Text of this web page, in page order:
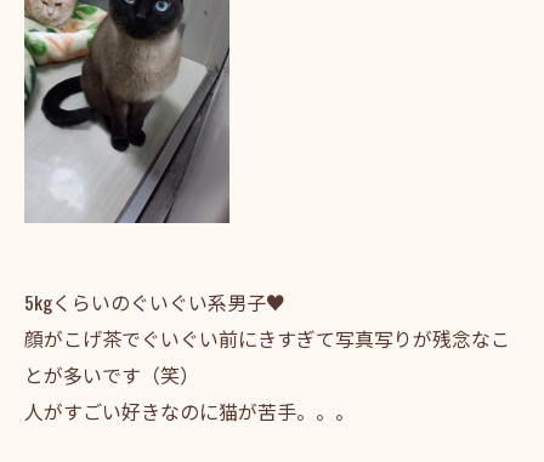
5kgくらいのぐいぐい系男子♥
顔がこげ茶でぐいぐい前にきすぎて写真写りが残念なこ
とが多いです（笑）
人がすごい好きなのに猫が苦手。。。